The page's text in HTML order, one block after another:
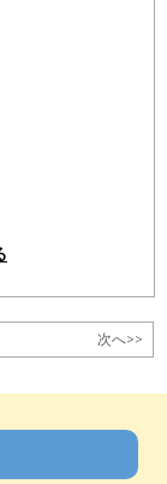
次へ>>